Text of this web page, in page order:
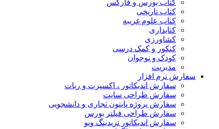
کتاب بورس و فارکس
کتاب تاریخی
کتاب علوم غریبه
کتابداری
کشاورزی
کنکور و کمک‌ درسی
کودک و نوجوان
مدیریت
سفارش نرم افزار
سفارش اندیکاتور ، اکسپرت و ربات
سفارش طراحی سایت
سفارش پروژه پایتون تجاری و دانشجویی
سفارش طراحی فیلتر بورس
سفارش اندیکاتور تریدینگ ویو